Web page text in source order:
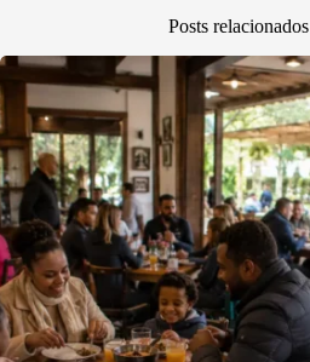
Posts relacionados